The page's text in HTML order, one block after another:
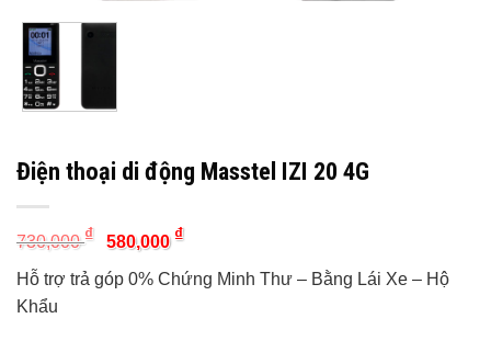
Điện thoại di động Masstel IZI 20 4G
730,000₫
Original
price
was:
730,000 ₫.
580,000 ₫Current
is:
580,000 ₫.
Hỗ trợ trả góp 0% Chứng Minh Thư – Bằng Lái Xe – Hộ
Khẩu